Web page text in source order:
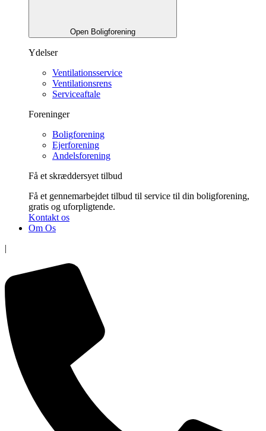
Open Boligforening
Ydelser
Ventilationsservice
Ventilationsrens
Serviceaftale
Foreninger
Boligforening
Ejerforening
Andelsforening
Få et skræddersyet tilbud
Få et gennemarbejdet tilbud til service til din boligforening,
gratis og uforpligtende.
Kontakt os
Om Os